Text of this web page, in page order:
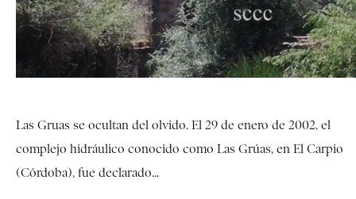
Las Gruas se ocultan del olvido. El 29 de enero de 2002, el
complejo hidráulico conocido como Las Grúas, en El Carpio
(Córdoba), fue declarado...